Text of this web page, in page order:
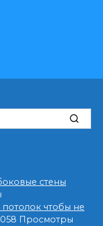
стены
чтобы не
058 Просмотры